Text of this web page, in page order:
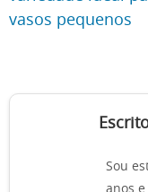
vasos pequenos
Sou
anos